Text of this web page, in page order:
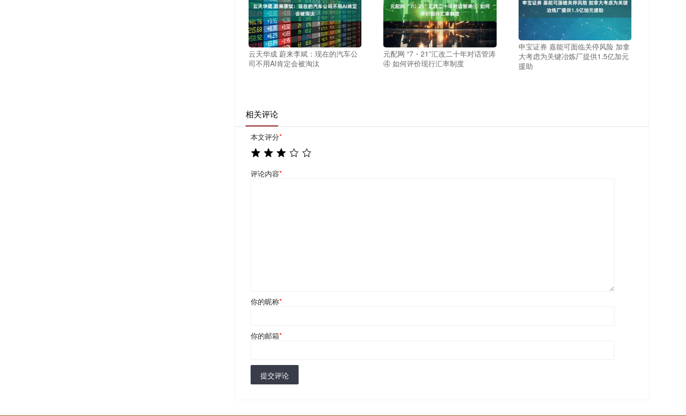
云天华成 蔚来李斌：现在的汽车公
司不用AI肯定会被淘汰
元配网 “7・21”汇改二十年对话管涛
④ 如何评价现行汇率制度
申宝证券 嘉能可面临关停风险 加拿
大考虑为关键冶炼厂提供1.5亿加元
援助
相关评论
本文评分*
评论内容*
你的昵称*
你的邮箱*
提交评论